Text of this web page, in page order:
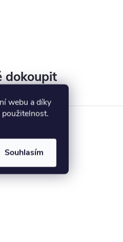
webu a díky
použitelnost.
Souhlasím
dokoupit